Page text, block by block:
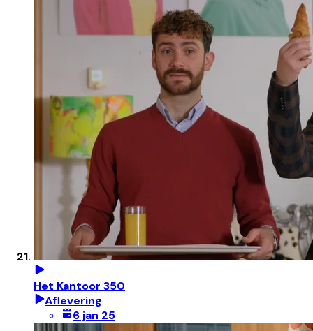
Het Kantoor 350
Aflevering
6 jan 25